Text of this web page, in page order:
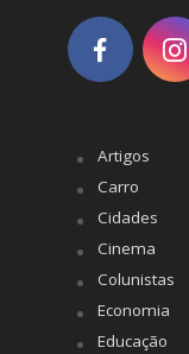
Artigos
Carro
Cidades
Cinema
Colunistas
Economia
Educação